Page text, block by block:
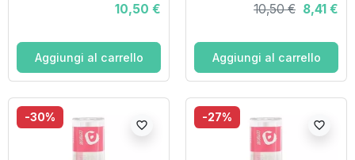
10,50 €
Aggiungi al carrello
10,50 € 8,41 €
Aggiungi al carrello
-30%
favorite_border
-27%
favorite_border